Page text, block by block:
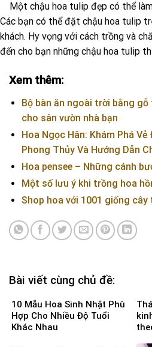
Một chậu hoa tulip đẹp có thể
Các bạn có thể đặt chậu hoa tulip
khách. Hy vọng với cách trồng và
đến cho bạn những chậu hoa tulip
Xem thêm:
Bộ bàn ăn ngoài trời bằng
cho sân vườn nhà bạn
Hoa Ngọc Hân: Khám Phá
Phong Thủy Và Hướng Dẫn
Hoa pensee – Những cánh
Một số lưu ý khi trồng hoa
Shop hoa với 1001 giống
Bài viết cùng chủ đề:
10 Mẫu Hoa Sinh Nhật Phù
Hợp Cho Nhiều Độ Tuổi
Khác Nhau